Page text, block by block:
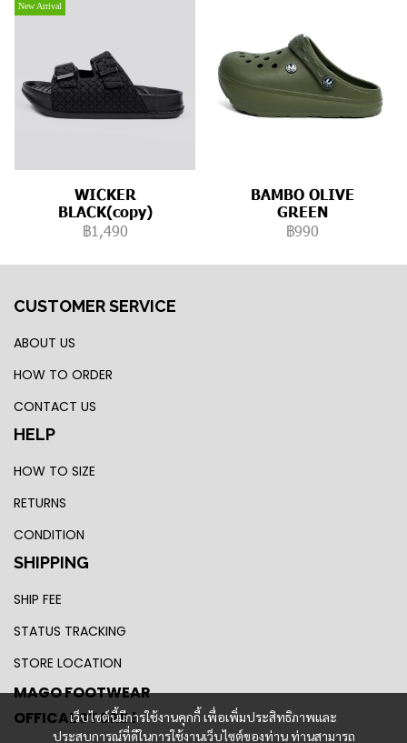
New Arrival
WICKER
BLACK(copy)
฿1,490
BAMBO OLIVE
GREEN
฿990
เว็บไซต์นี้มีการใช้งานคุกกี้ เพื่อเพิ่มประสิทธิภาพและ
ประสบการณ์ที่ดีในการใช้งานเว็บไซต์ของท่าน ท่านสามารถ
CUSTOMER SERVICE
ABOUT US
HOW TO ORDER
CONTACT US
HELP
HOW TO SIZE
RETURNS
CONDITION
SHIPPING
SHIP FEE
STATUS TRACKING
STORE LOCATION
MAGO FOOTWEAR
OFFICAL STORE !